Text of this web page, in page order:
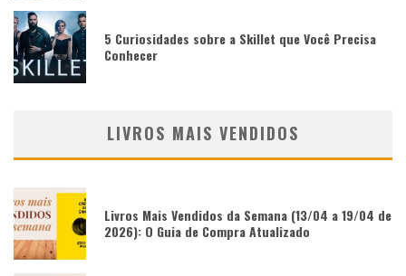
5 Curiosidades sobre a Skillet que Você Precisa
Conhecer
LIVROS MAIS VENDIDOS
Livros Mais Vendidos da Semana (13/04 a 19/04 de
2026): O Guia de Compra Atualizado